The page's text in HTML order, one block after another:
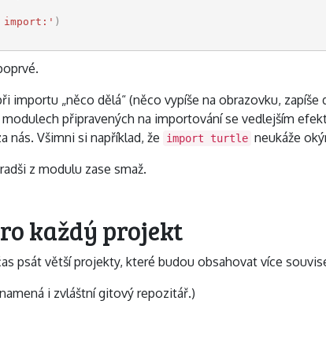
import:' )
importu „něco dělá“ (něco vypíše na obrazovku,
modulech připravených na importování se vedlejším
nás. Všimni si například, že
import turtle neukáže
z modulu zase smaž.
každý projekt
psát větší projekty, které budou obsahovat více
i zvláštní gitový repozitář.)